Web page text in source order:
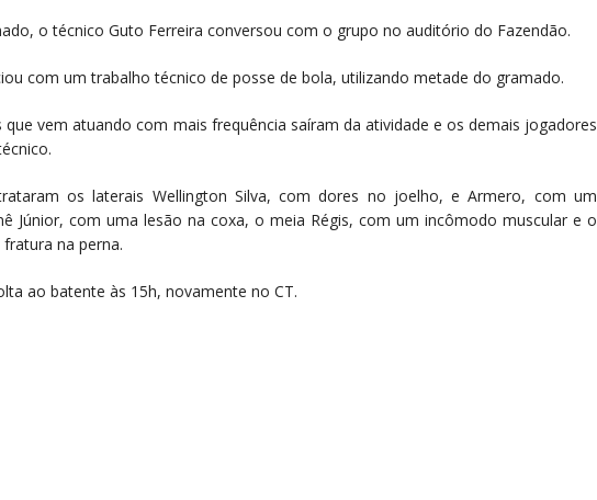
o técnico Guto Ferreira conversou com o grupo no auditório do Fazendão.
com um trabalho técnico de posse de bola, utilizando metade do gramado.
vem atuando com mais frequência saíram da atividade e os demais jogadores
os laterais Wellington Silva, com dores no joelho, e Armero, com um
Júnior, com uma lesão na coxa, o meia Régis, com um incômodo muscular e o
na perna.
ao batente às 15h, novamente no CT.